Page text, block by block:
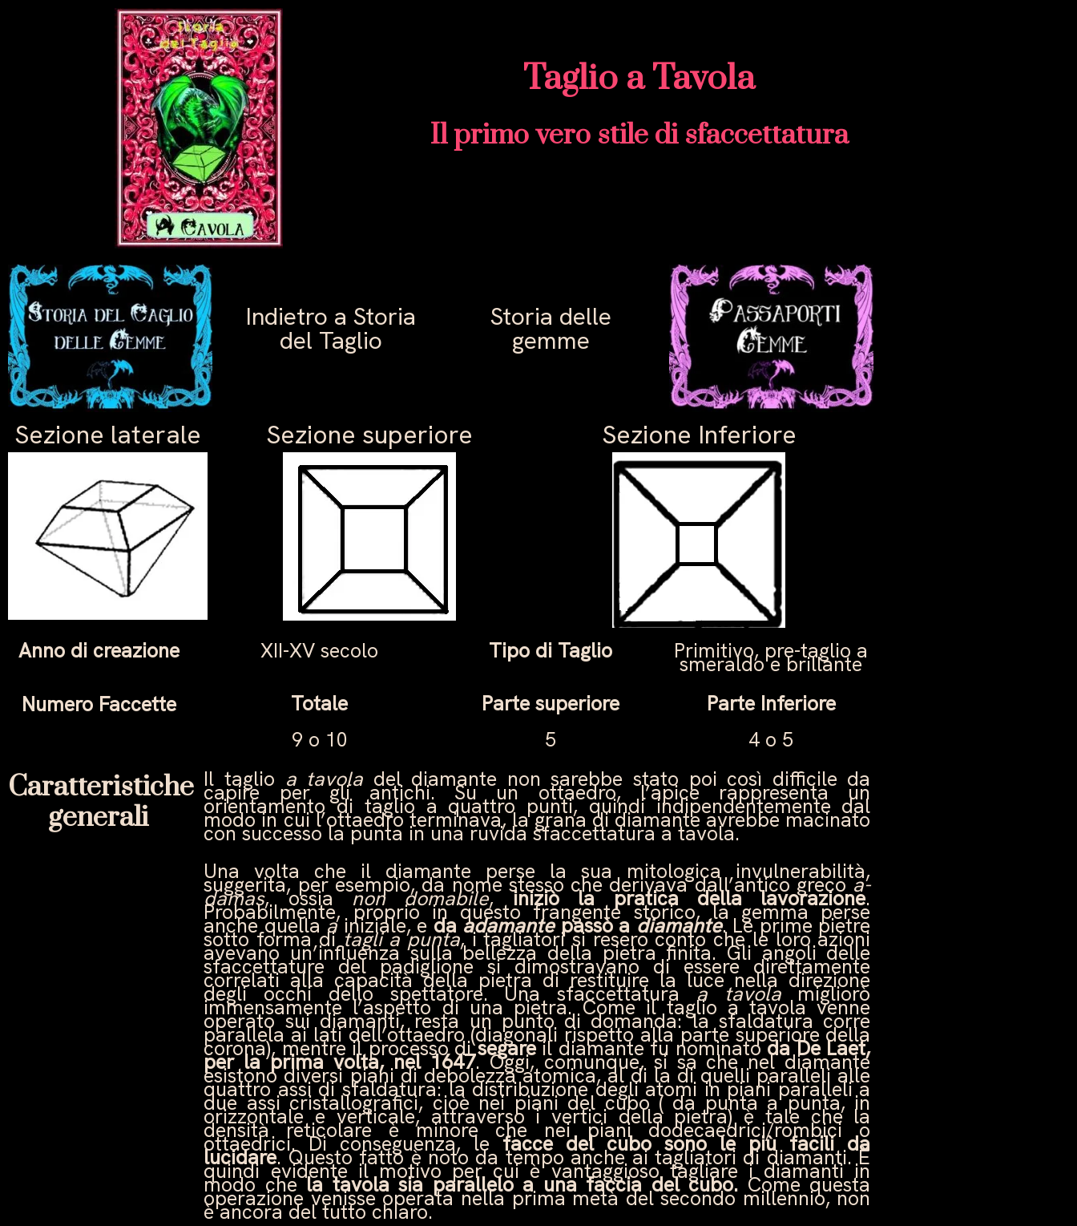
Taglio a Tavola
Il primo vero stile di sfaccettatura
Indietro a Storia
del Taglio
Storia delle
gemme
Sezione laterale Sezione superiore Sezione Inferiore
Anno di creazione XII-XV secolo Tipo di Taglio Primitivo, pre-taglio a
smeraldo e brillante
Numero Faccette
Totale
9 o 10
Parte superiore
5
Parte Inferiore
4 o 5
Caratteristiche
generali
Il taglio a tavola del diamante non sarebbe stato poi così difficile da
capire per gli antichi. Su un ottaedro, l’apice rappresenta un
orientamento di taglio a quattro punti, quindi indipendentemente dal
modo in cui l’ottaedro terminava, la grana di diamante avrebbe macinato
con successo la punta in una ruvida sfaccettatura a tavola.
Una volta che il diamante perse la sua mitologica invulnerabilità,
suggerita, per esempio, da nome stesso che derivava dall’antico grecoa-
damas, ossianon domabile,iniziò la pratica della lavorazione.
Probabilmente, proprio in questo frangente storico, la gemma perse
anche quellaainiziale, e daadamantepassò adiamante. Le prime pietre
sotto forma ditagli a punta, i tagliatori si resero conto che le loro azioni
avevano un’influenza sulla bellezza della pietra finita. Gli angoli delle
sfaccettature del padiglione si dimostravano di essere direttamente
correlati alla capacità della pietra di restituire la luce nella direzione
degli occhi dello spettatore. Una sfaccettaturaa tavolamigliorò
immensamente l’aspetto di una pietra. Come il taglio a tavola venne
operato sui diamanti, resta un punto di domanda: la sfaldatura corre
parallela ai lati dell’ottaedro (diagonali rispetto alla parte superiore della
corona), mentre il processo disegareil diamante fu nominatoda De Laet,
per la prima volta, nel 1647. Oggi, comunque, si sa che nel diamante
esistono diversi piani di debolezza atomica, al di la di quelli paralleli alle
quattro assi di sfaldatura: la distribuzione degli atomi in piani paralleli a
due assi cristallografici, cioè nei piani del cubo ( da punta a punta, in
orizzontale e verticale, attraverso i vertici della pietra) è tale che la
densità reticolare è minore che nei piani dodecaedrici/rombici o
ottaedrici. Di conseguenza, lefacce del cubo sono le più facili da
lucidare. Questo fatto è noto da tempo anche ai tagliatori di diamanti. È
quindi evidente il motivo per cui è vantaggioso tagliare i diamanti in
modo chela tavola sia parallelo a una faccia del cubo. Come questa
operazione venisse operata nella prima metà del secondo millennio, non
è ancora del tutto chiaro.